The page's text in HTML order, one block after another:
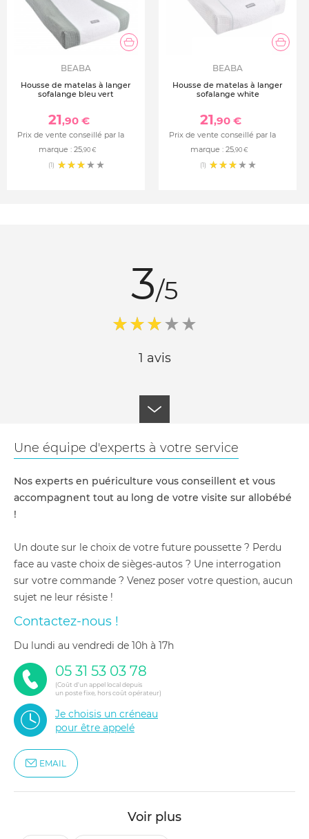
BEABA
Housse de matelas à langer
sofalange bleu vert
21,90 €
Prix de vente conseillé par la
marque : 25,90 €
(1)
BEABA
Housse de matelas à langer
sofalange white
21,90 €
Prix de vente conseillé par la
marque : 25,90 €
(1)
3/5
1 avis
Une équipe d'experts à votre service
Nos experts en puériculture vous conseillent et vous
accompagnent tout au long de votre visite sur allobébé
!
Un doute sur le choix de votre future poussette ? Perdu
face au vaste choix de sièges-autos ? Une interrogation
sur votre commande ? Venez poser votre question, aucun
sujet ne leur résiste !
Contactez-nous !
du lundi au vendredi de 10h à 17h
05 31 53 03 78
(Coût d'un appel local depuis
un poste fixe, hors coût opérateur)
Je choisis un créneau
pour être appelé
EMAIL
Voir plus